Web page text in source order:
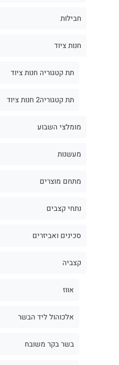
חבילות
חנות ציוד
תת קטגוריה חנות ציוד
תת קטגוריה2 חנות ציוד
מומלצי השבוע
מעשנות
מתחם מוצרים
נתחי קצבים
סכינים ואביזרים
קצביה
אווז
אלכוהול ליד הבשר
בשר בקר משובח